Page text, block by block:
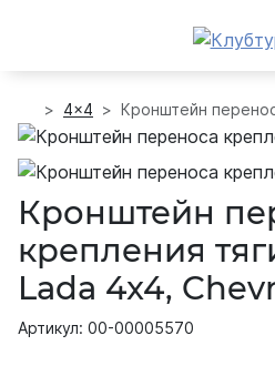
4x4 Кронштейн
Кронштейн
крепления
Lada 4x4,
Артикул: 00-00005570